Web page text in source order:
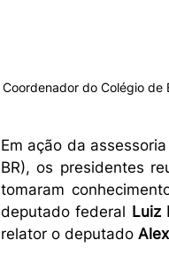
Coordenador do Colégio de
Em ação da
BR), os presidentes
tomaram
deputado federal Luiz
relator o deputado